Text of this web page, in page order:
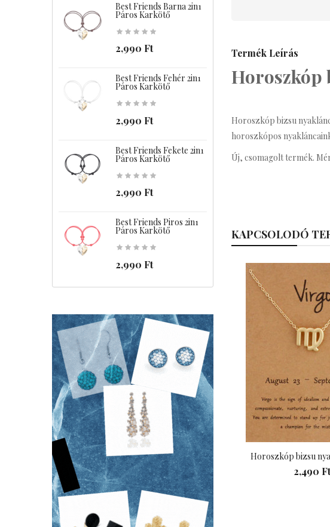
Best Friends Barna 2in1
Páros Karkötő
2,990 Ft
Best Friends Fehér 2in1
Páros Karkötő
2,990 Ft
Best Friends Fekete 2in1
Páros Karkötő
2,990 Ft
Best Friends Piros 2in1
Páros Karkötő
2,990 Ft
3,990 Ft
Brenda Bizsu
Nyaklánc
3,590 Ft
Britney Bizsu
Nyaklánc
Nyaklánc
990 Ft
Termék Leírás
Horoszkóp
Horoszkóp bizsu
horoszkópos
Új, csomagolt termék.
KAPCSOLODÓ
Horoszkóp bizsu
2,490 Ft